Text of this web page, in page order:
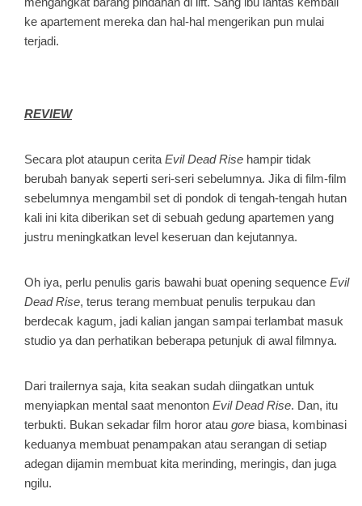
ke apartement mereka dan hal-hal mengerikan pun mulai
terjadi.
REVIEW
Secara plot ataupun cerita Evil Dead Rise hampir tidak
berubah banyak seperti seri-seri sebelumnya. Jika di film-film
sebelumnya mengambil set di pondok di tengah-tengah hutan
kali ini kita diberikan set di sebuah gedung apartemen yang
justru meningkatkan level keseruan dan kejutannya.
Oh iya, perlu penulis garis bawahi buat opening sequence Evil
Dead Rise, terus terang membuat penulis terpukau dan
berdecak kagum, jadi kalian jangan sampai terlambat masuk
studio ya dan perhatikan beberapa petunjuk di awal filmnya.
Dari trailernya saja, kita seakan sudah diingatkan untuk
menyiapkan mental saat menonton Evil Dead Rise. Dan, itu
terbukti. Bukan sekadar film horor atau gore biasa, kombinasi
keduanya membuat penampakan atau serangan di setiap
adegan dijamin membuat kita merinding, meringis, dan juga
ngilu.